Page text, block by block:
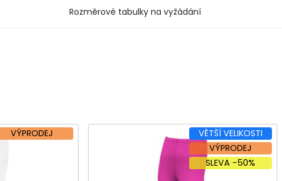
Rozměrové tabulky na vyžádání
VÝPRODEJ
VĚTŠÍ VELIKOSTI
VÝPRODEJ
SLEVA -50%